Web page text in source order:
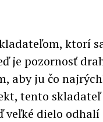
ktorí
je pozornosť
aby ju čo
tento
veľké dielo